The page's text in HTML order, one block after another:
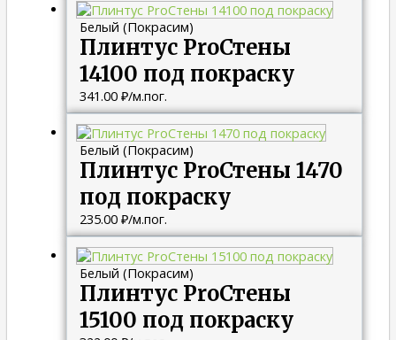
Белый (Покрасим)
Плинтус ProСтены
14100 под покраску
341.00 ₽/м.пог.
Белый (Покрасим)
Плинтус ProСтены 1470
под покраску
235.00 ₽/м.пог.
Белый (Покрасим)
Плинтус ProСтены
15100 под покраску